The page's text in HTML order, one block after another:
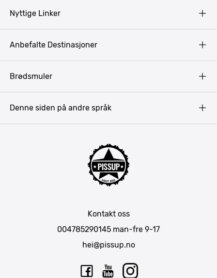
Nyttige Linker
Anbefalte Destinasjoner
Brødsmuler
Kontakt oss
004785290145 man-fre 9-17
hei@pissup.no
Denne siden på andre språk